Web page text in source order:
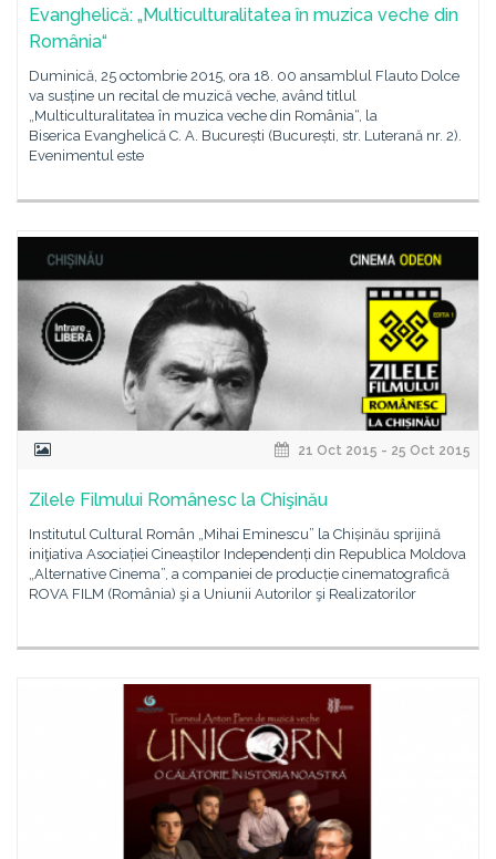
Evanghelică: „Multiculturalitatea în muzica veche din
România“
Duminică, 25 octombrie 2015, ora 18. 00 ansamblul Flauto Dolce
va susține un recital de muzică veche, având titlul
„Multiculturalitatea în muzica veche din România“, la
Biserica Evanghelică C. A. București (București, str. Luterană nr. 2).
Evenimentul este
21 Oct 2015 - 25 Oct 2015
Zilele Filmului Românesc la Chişinău
Institutul Cultural Român „Mihai Eminescu” la Chișinău sprijină
iniţiativa Asociației Cineaștilor Independenți din Republica Moldova
„Alternative Cinema”, a companiei de producție cinematografică
ROVA FILM (România) şi a Uniunii Autorilor şi Realizatorilor